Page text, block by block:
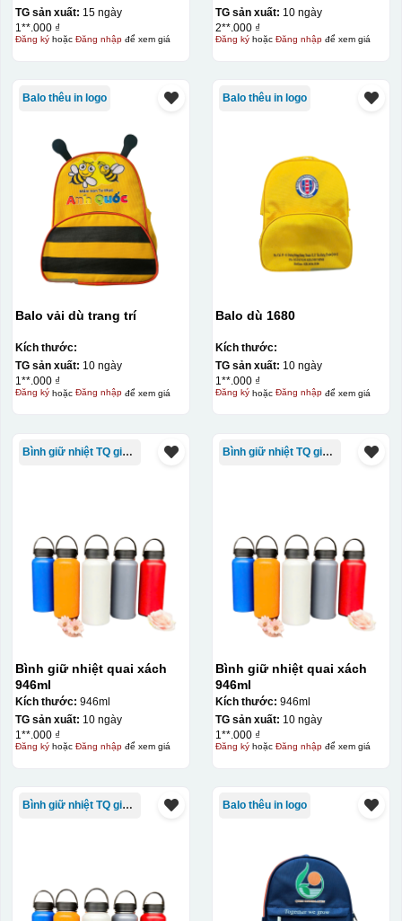
TG sản xuất: 15 ngày
1**.000 ₫
Đăng kýhoặc Đăng nhậpđể xem giá
TG sản xuất: 10 ngày
2**.000 ₫
Đăng kýhoặc Đăng nhậpđể xem giá
Balo thêu in logo
Balo vải dù trang trí
Kích thước:
TG sản xuất: 10 ngày
1**.000 ₫
Đăng kýhoặc Đăng nhậpđể xem giá
Balo thêu in logo
Balo dù 1680
Kích thước:
TG sản xuất: 10 ngày
1**.000 ₫
Đăng kýhoặc Đăng nhậpđể xem giá
Bình giữ nhiệt TQ giá rẻ
Bình giữ nhiệt quai xách
946ml
Kích thước: 946ml
TG sản xuất: 10 ngày
1**.000 ₫
Đăng kýhoặc Đăng nhậpđể xem giá
Bình giữ nhiệt TQ giá rẻ
Bình giữ nhiệt quai xách
946ml
Kích thước: 946ml
TG sản xuất: 10 ngày
1**.000 ₫
Đăng kýhoặc Đăng nhậpđể xem giá
Bình giữ nhiệt TQ giá rẻ Balo thêu in logo